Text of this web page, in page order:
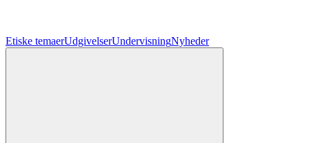
Etiske temaerUdgivelserUndervisningNyheder